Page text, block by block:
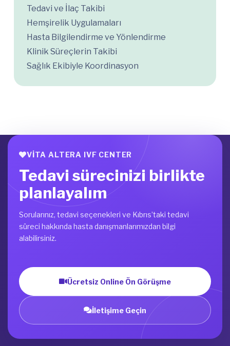
Tedavi ve İlaç Takibi
Hemşirelik Uygulamaları
Hasta Bilgilendirme ve Yönlendirme
Klinik Süreçlerin Takibi
Sağlık Ekibiyle Koordinasyon
VITA ALTERA IVF CENTER
Tedavi sürecinizi birlikte
planlayalım
Sorularınız, tedavi seçenekleri ve Kıbrıs’taki tedavi
süreci hakkında hasta danışmanlarımızdan bilgi
alabilirsiniz.
Ücretsiz Online Ön Görüşme
İletişime Geçin